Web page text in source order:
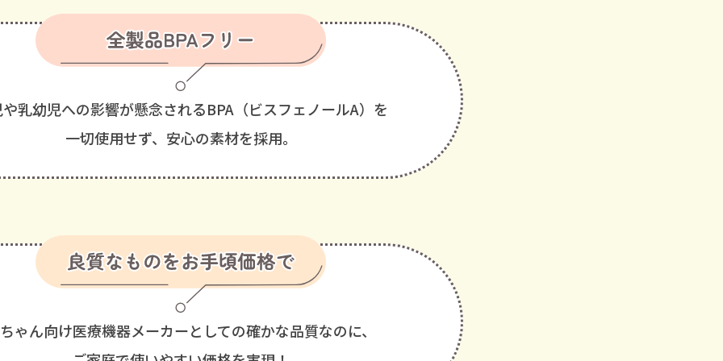
乳幼児への影響が懸念されるBPA（ビスフェノールA）を
一切使用せず、安心の素材を採用。
ゃん向け医療機器メーカーとしての確かな品質なのに、